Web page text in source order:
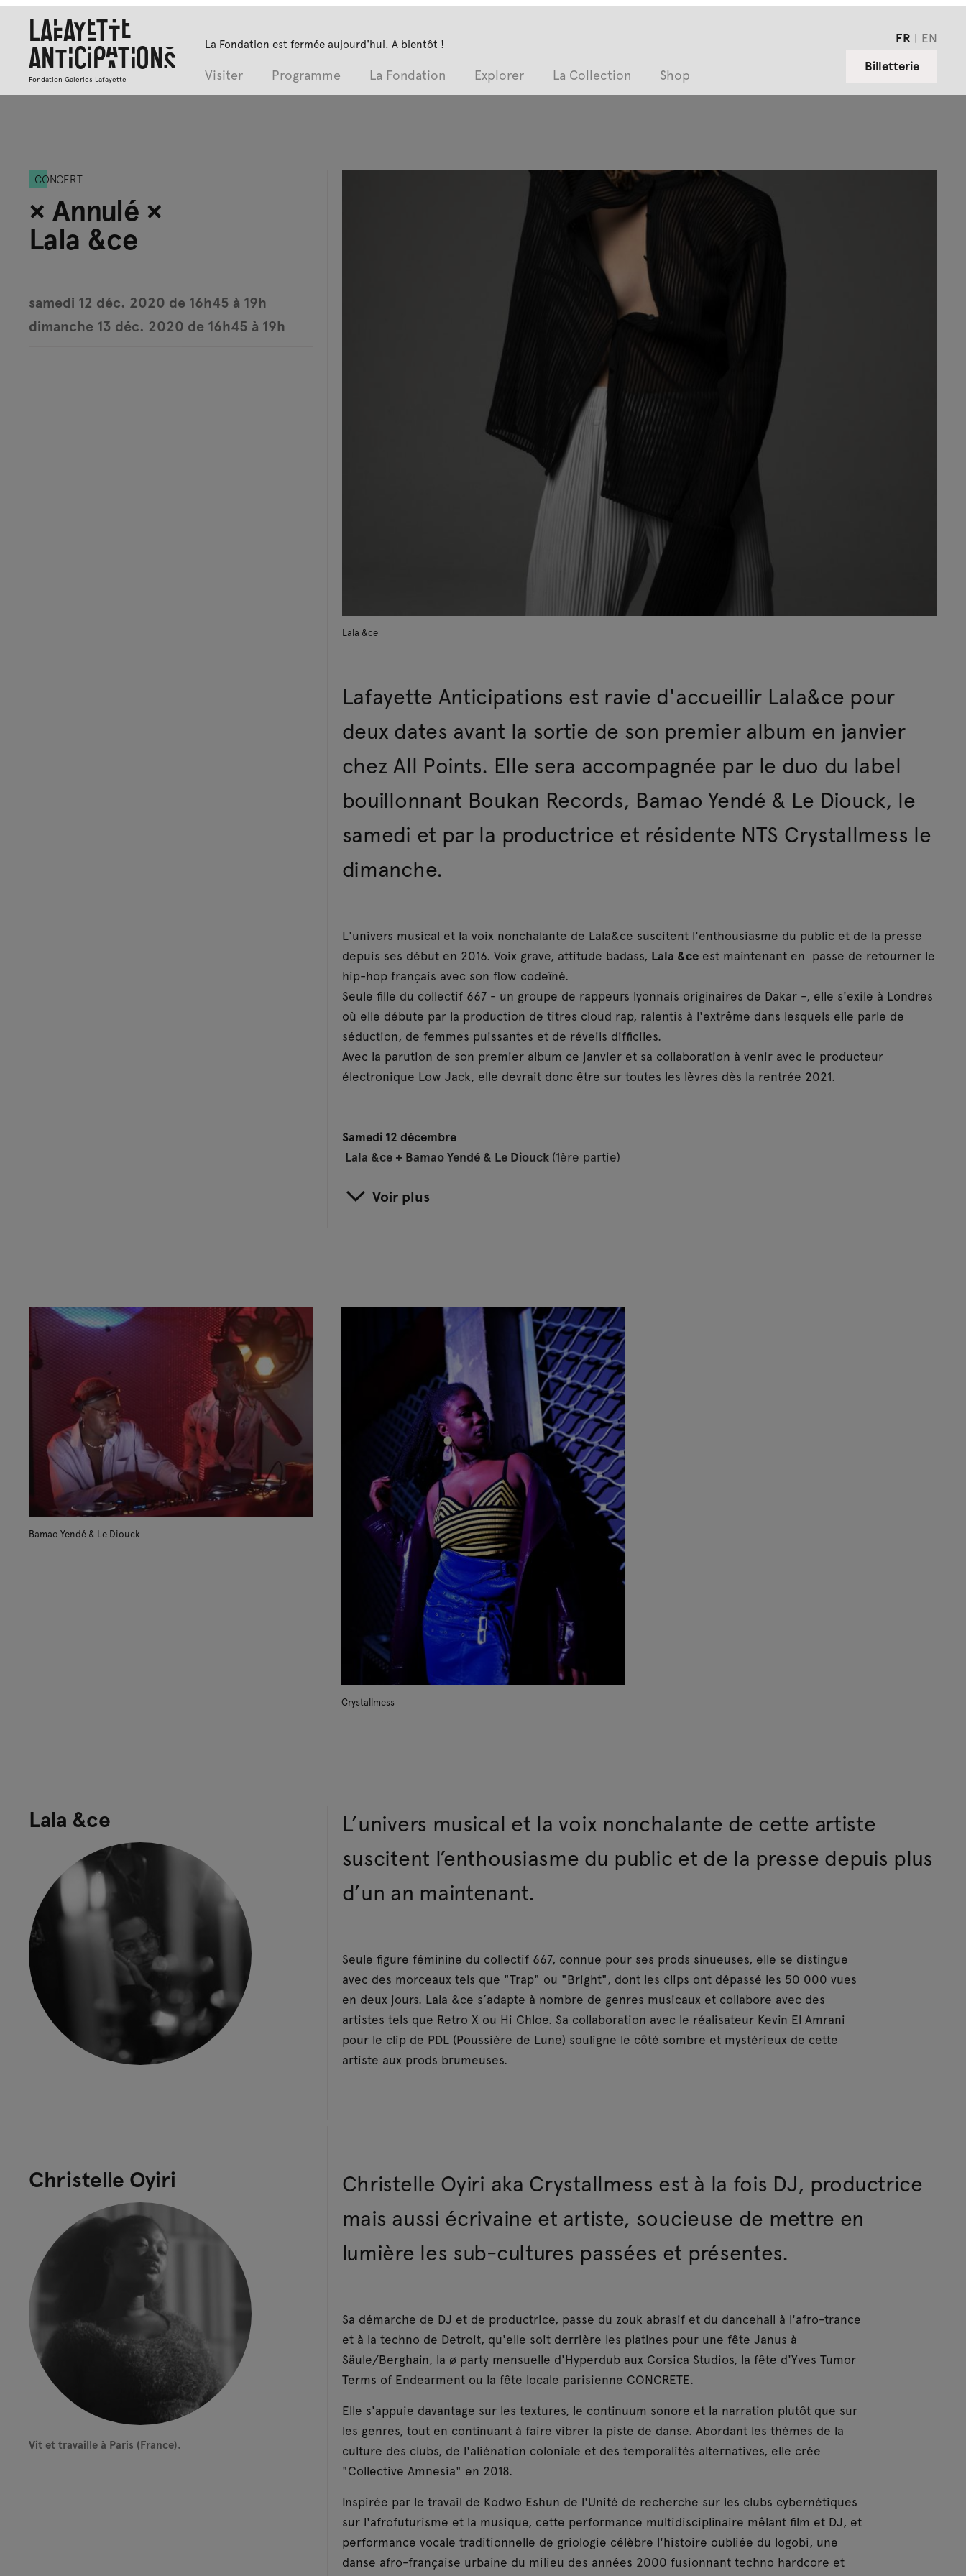
Lafayette
Anticipations
Fondation Galeries Lafayette
La Fondation est fermée aujourd'hui. A bientôt !
Visiter Programme La Fondation Explorer La Collection Shop
FR
EN
Billetterie
CONCERT
× Annulé ×
Lala &ce
samedi 12 déc. 2020 de 16h45 à 19h
dimanche 13 déc. 2020 de 16h45 à 19h
Lala &ce
Lafayette Anticipations est ravie d'accueillir Lala&ce pour
deux dates avant la sortie de son premier album en janvier
chez All Points. Elle sera accompagnée par le duo du label
bouillonnant Boukan Records, Bamao Yendé & Le Diouck, le
samedi et par la productrice et résidente NTS Crystallmess le
dimanche.
L'univers musical et la voix nonchalante de Lala&ce suscitent l'enthousiasme du public et de la presse
depuis ses début en 2016. Voix grave, attitude badass, Lala &ceest maintenant en passe de retourner le
hip-hop français avec son flow codeïné.
Seule fille du collectif 667 - un groupe de rappeurs lyonnais originaires de Dakar -, elle s'exile à Londres
où elle débute par la production de titres cloud rap, ralentis à l'extrême dans lesquels elle parle de
séduction, de femmes puissantes et de réveils difficiles.
Avec la parution de son premier album ce janvier et sa collaboration à venir avec le producteur
électronique Low Jack, elle devrait donc être sur toutes les lèvres dès la rentrée 2021.
Samedi 12 décembre
Lala &ce + Bamao Yendé & Le Diouck (1ère partie)
Tête pensante du label multi-culturel Boukan Records, Bamao Yendé impose une vision de la musique
Lala &ce + Crystallmess
(1ère partie)
Crystallmess est à la fois DJ, productrice mais aussi écrivaine et artiste, soucieuse de mettre en lumière
les sub-cultures passées et présentes. Sa démarche de DJ et de productrice, passe du zouk abrasif et
du dancehall à l'afro-trance et à la techno de Détroit. Elle est actuellement en résidence dans nos
ateliers de production après avoir été sélectionnée lors de notre appel à projet de soutien à la
production “ A l'oeuvre !”.
Voir plus
Bamao Yendé & Le Diouck
Crystallmess
Lala &ce
L’univers musical et la voix nonchalante de cette artiste
suscitent l’enthousiasme du public et de la presse depuis plus
d’un an maintenant.
Seule figure féminine du collectif 667, connue pour ses prods sinueuses, elle se distingue
avec des morceaux tels que "Trap" ou "Bright", dont les clips ont dépassé les 50 000 vues
en deux jours. Lala &ce s’adapte à nombre de genres musicaux et collabore avec des
artistes tels que Retro X ou Hi Chloe. Sa collaboration avec le réalisateur Kevin El Amrani
pour le clip de PDL (Poussière de Lune) souligne le côté sombre et mystérieux de cette
artiste aux prods brumeuses.
Christelle Oyiri
Vit et travaille à Paris (France).
Christelle Oyiri aka Crystallmess est à la fois DJ, productrice
mais aussi écrivaine et artiste, soucieuse de mettre en
lumière les sub-cultures passées et présentes.
Sa démarche de DJ et de productrice, passe du zouk abrasif et du dancehall à l'afro-trance
et à la techno de Detroit, qu'elle soit derrière les platines pour une fête Janus à
Säule/Berghain, la ø party mensuelle d'Hyperdub aux Corsica Studios, la fête d'Yves Tumor
Terms of Endearment ou la fête locale parisienne CONCRETE.
Elle s'appuie davantage sur les textures, le continuum sonore et la narration plutôt que sur
les genres, tout en continuant à faire vibrer la piste de danse. Abordant les thèmes de la
culture des clubs, de l'aliénation coloniale et des temporalités alternatives, elle crée
"Collective Amnesia" en 2018.
Inspirée par le travail de Kodwo Eshun de l'Unité de recherche sur les clubs cybernétiques
sur l'afrofuturisme et la musique, cette performance multidisciplinaire mêlant film et DJ, et
performance vocale traditionnelle de griologie célèbre l'histoire oubliée du logobi, une
danse afro-française urbaine du milieu des années 2000 fusionnant techno hardcore et